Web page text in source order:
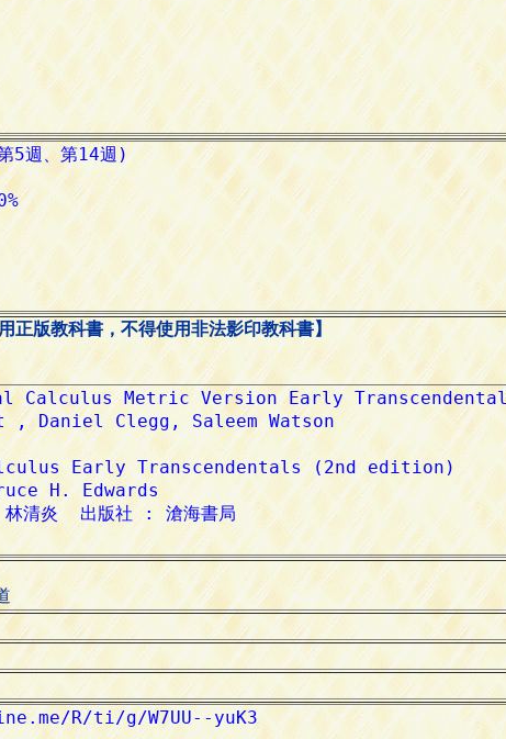
正版教科書，不得使用非法影印教科書】